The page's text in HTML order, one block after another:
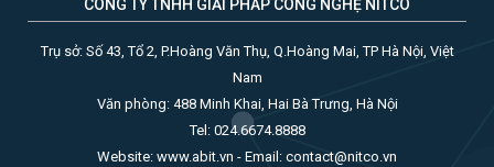
CÔNG TY TNHH GIẢI PHÁP CÔNG NGHỆ NITCO
Trụ sở: Số 43, Tổ 2, P.Hoàng Văn Thụ, Q.Hoàng Mai, TP Hà Nội, Việt
Nam
Văn phòng: 488 Minh Khai, Hai Bà Trưng, Hà Nội
Tel: 024.6674.8888
Website: www.abit.vn - Email: contact@nitco.vn